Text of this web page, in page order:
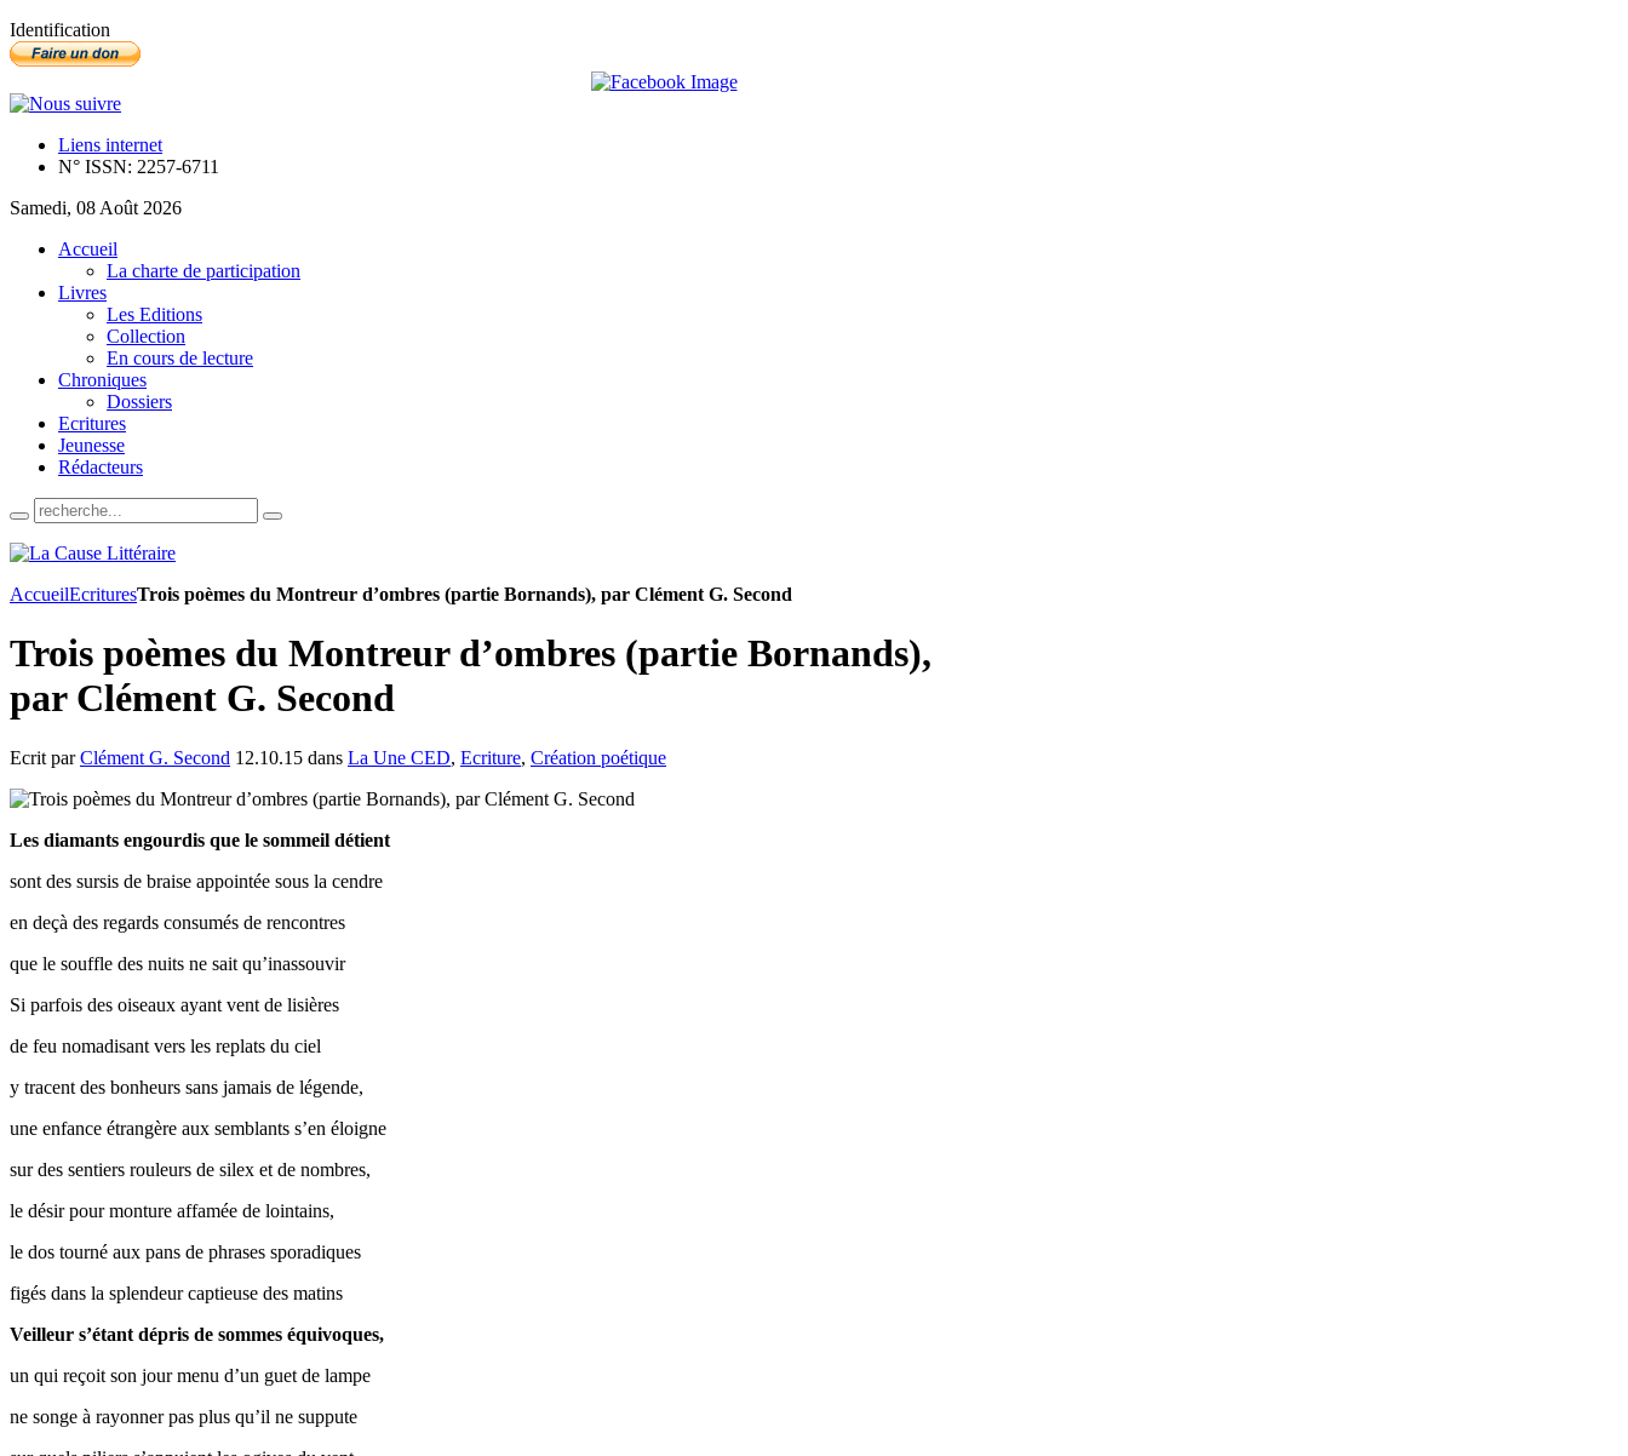
Identification
Liens internet
N° ISSN: 2257-6711
Samedi, 08 Août 2026
Accueil
La charte de participation
Livres
Les Editions
Collection
En cours de lecture
Chroniques
Dossiers
Ecritures
Jeunesse
Rédacteurs
AccueilEcrituresTrois poèmes du Montreur d’ombres (partie Bornands), par Clément G. Second
Trois poèmes du Montreur d’ombres (partie Bornands),
par Clément G. Second
Ecrit parClément G. Second 12.10.15 dans La Une CED, Ecriture, Création poétique
Les diamants engourdis que le sommeil détient
sont des sursis de braise appointée sous la cendre
en deçà des regards consumés de rencontres
que le souffle des nuits ne sait qu’inassouvir
Si parfois des oiseaux ayant vent de lisières
de feu nomadisant vers les replats du ciel
y tracent des bonheurs sans jamais de légende,
une enfance étrangère aux semblants s’en éloigne
sur des sentiers rouleurs de silex et de nombres,
le désir pour monture affamée de lointains,
le dos tourné aux pans de phrases sporadiques
figés dans la splendeur captieuse des matins
Veilleur s’étant dépris de sommes équivoques,
un qui reçoit son jour menu d’un guet de lampe
ne songe à rayonner pas plus qu’il ne suppute